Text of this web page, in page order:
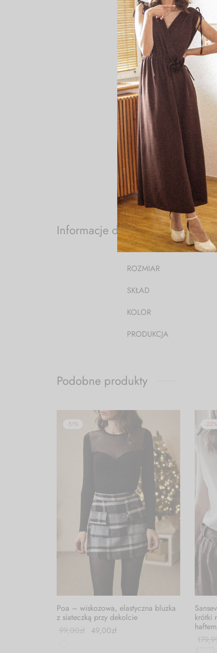
WYMIARY MIERZONE NA
S/M:
Długość całkowita: 52cm
Biust (x2): 45cm rozciąga
Dół (x2): 46cm rozciąga
L/XL
Długość całkowita: 54cm
Biust (x2): 47cm rozciąga
Dół (x2): 48cm rozciąga
Modelka ma 174cm
Informacje dodatkowe
ROZMIAR
SKŁAD
KOLOR
PRODUKCJA
Podobne produkty
-51%
Poa – wiskozowa, elastyczna bluzka
z siateczką przy dekolcie
99,00zł 49,00zł
-22
krótki
haftem